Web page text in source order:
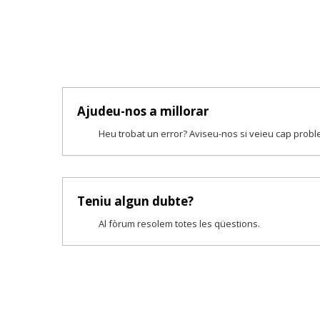
Ajudeu-nos a millorar
Heu trobat un error? Aviseu-nos si veieu cap
Teniu algun dubte?
Al fòrum resolem totes les qüestions.